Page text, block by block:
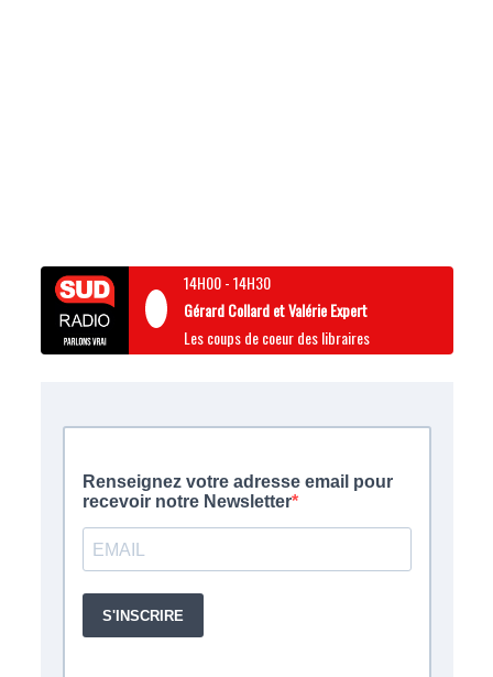
14H00-14H30
Gérard Collard et Valérie Expert
Les coups de coeur des libraires